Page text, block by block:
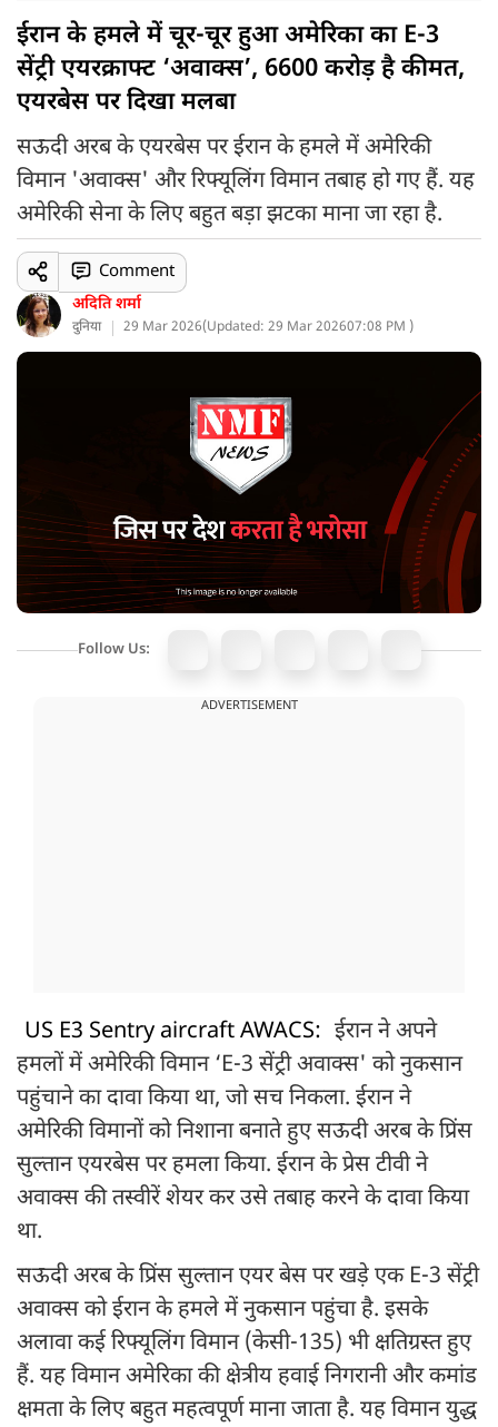
ईरान के हमले में चूर-चूर हुआ अमेरिका का E-3
सेंट्री एयरक्राफ्ट ‘अवाक्स’, 6600 करोड़ है कीमत,
एयरबेस पर दिखा मलबा
सऊदी अरब के एयरबेस पर ईरान के हमले में अमेरिकी
व‍िमान 'अवाक्स' और रिफ्यूलिंग विमान तबाह हो गए हैं. यह
अमेरिकी सेना के लिए बहुत बड़ा झटका माना जा रहा है.
अदिति शर्मा
दुनिया 29 Mar 2026(Updated: 29 Mar 202607:08 PM )
Comment
Follow Us:
ADVERTISEMENT
US E3 Sentry aircraft AWACS: ईरान ने अपने
हमलों में अमेर‍िकी व‍िमान ‘E-3 सेंट्री अवाक्स' को नुकसान
पहुंचाने का दावा क‍िया था, जो सच निकला. ईरान ने
अमेर‍िकी व‍िमानों को न‍िशाना बनाते हुए सऊदी अरब के प्रिंस
सुल्तान एयरबेस पर हमला क‍िया. ईरान के प्रेस टीवी ने
अवाक्स की तस्वीरें शेयर कर उसे तबाह करने के दावा किया
था.
सऊदी अरब के प्रिंस सुल्तान एयर बेस पर खड़े एक E-3 सेंट्री
अवाक्स को ईरान के हमले में नुकसान पहुंचा है. इसके
अलावा कई रिफ्यूलिंग विमान (केसी-135) भी क्षत‍िग्रस्‍त हुए
हैं. यह विमान अमेरिका की क्षेत्रीय हवाई निगरानी और कमांड
क्षमता के लिए बहुत महत्वपूर्ण माना जाता है. यह विमान युद्ध